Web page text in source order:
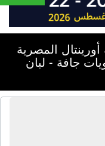
المصرية
جافة - لبان